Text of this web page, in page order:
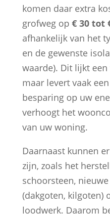
komen daar extra
grofweg op € 30 tot
afhankelijk van het
en de gewenste
waarde). Dit lijkt
maar levert vaak
besparing op uw
verhoogt het
van uw woning.
Daarnaast kunnen
zijn, zoals het
schoorsteen,
(dakgoten, kilgoten)
loodwerk. Daarom